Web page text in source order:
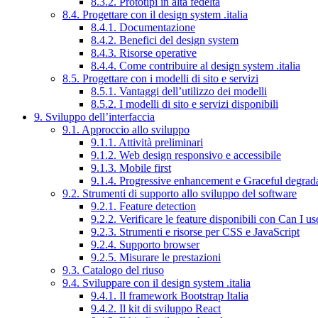
8.4. Progettare con il design system .italia
8.4.1. Documentazione
8.4.2. Benefici del design system
8.4.3. Risorse operative
8.4.4. Come contribuire al design system .italia
8.5. Progettare con i modelli di sito e servizi
8.5.1. Vantaggi dell’utilizzo dei modelli
8.5.2. I modelli di sito e servizi disponibili
9. Sviluppo dell’interfaccia
9.1. Approccio allo sviluppo
9.1.1. Attività preliminari
9.1.2. Web design responsivo e accessibile
9.1.3. Mobile first
9.1.4. Progressive enhancement e Graceful
9.2. Strumenti di supporto allo sviluppo del software
9.2.1. Feature detection
9.2.2. Verificare le feature disponibili con Can I
9.2.3. Strumenti e risorse per CSS e JavaScript
9.2.4. Supporto browser
9.2.5. Misurare le prestazioni
9.3. Catalogo del riuso
9.4. Sviluppare con il design system .italia
9.4.1. Il framework Bootstrap Italia
9.4.2. Il kit di sviluppo React